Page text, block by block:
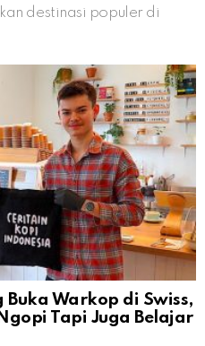
destinasi populer di
Warkop di Swiss,
Tapi Juga Belajar